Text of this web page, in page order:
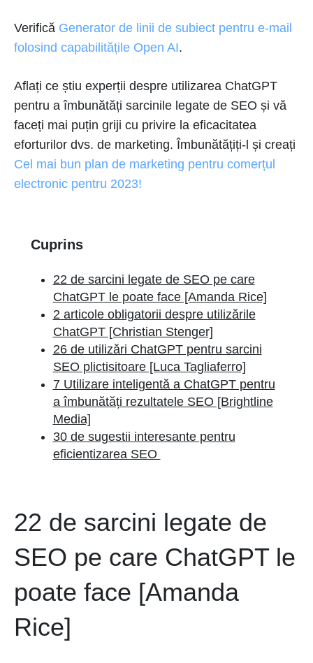
Verifică Generator de linii de subiect pentru e-mail
folosind capabilitățile Open AI.
Aflați ce știu experții despre utilizarea ChatGPT
pentru a îmbunătăți sarcinile legate de SEO și vă
faceți mai puțin griji cu privire la eficacitatea
eforturilor dvs. de marketing. Îmbunătățiți-l și creați
Cel mai bun plan de marketing pentru comerțul
electronic pentru 2023!
Cuprins
22 de sarcini legate de SEO pe care
ChatGPT le poate face [Amanda Rice]
2 articole obligatorii despre utilizările
ChatGPT [Christian Stenger]
26 de utilizări ChatGPT pentru sarcini
SEO plictisitoare [Luca Tagliaferro]
7 Utilizare inteligentă a ChatGPT pentru
a îmbunătăți rezultatele SEO [Brightline
Media]
30 de sugestii interesante pentru
eficientizarea SEO
22 de sarcini legate de
SEO pe care ChatGPT le
poate face [Amanda
Rice]